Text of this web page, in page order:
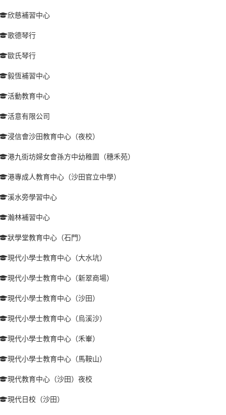
欣慈補習中心
歌德琴行
歐氏琴行
毅恆補習中心
活動教育中心
活意有限公司
浸信會沙田教育中心（夜校）
港九街坊婦女會孫方中幼稚園（穗禾苑）
港專成人教育中心（沙田官立中學）
溪水旁學習中心
瀚林補習中心
狀學堂教育中心（石門）
現代小學士教育中心（大水坑）
現代小學士教育中心（新翠商場）
現代小學士教育中心（沙田）
現代小學士教育中心（烏溪沙）
現代小學士教育中心（禾輋）
現代小學士教育中心（馬鞍山）
現代教育中心（沙田）夜校
現代日校（沙田）